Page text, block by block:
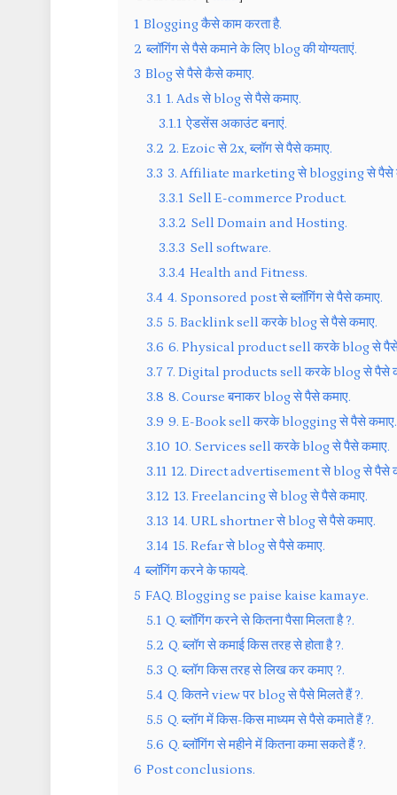
1 Blogging कैसे काम करता है.
2 ब्लॉगिंग से पैसे कमाने के लिए blog की योग्यताएं.
3 Blog से पैसे कैसे कमाए.
3.1 1. Ads से blog से पैसे कमाए.
3.1.1 ऐडसेंस अकाउंट बनाएं.
3.2 2. Ezoic से 2x, ब्लॉग से पैसे कमाए.
3.3 3. Affiliate marketing से blogging से पैसे
3.3.1 Sell E-commerce Product.
3.3.2 Sell Domain and Hosting.
3.3.3 Sell software.
3.3.4 Health and Fitness.
3.4 4. Sponsored post से ब्लॉगिंग से पैसे कमाए.
3.5 5. Backlink sell करके blog से पैसे कमाए.
3.6 6. Physical product sell करके blog से पैसे
3.7 7. Digital products sell करके blog से पैसे
3.8 8. Course बनाकर blog से पैसे कमाए.
3.9 9. E-Book sell करके blogging से पैसे कमाए.
3.10 10. Services sell करके blog से पैसे कमाए.
3.11 12. Direct advertisement से blog से पैसे
3.12 13. Freelancing से blog से पैसे कमाए.
3.13 14. URL shortner से blog से पैसे कमाए.
3.14 15. Refar से blog से पैसे कमाए.
4 ब्लॉगिंग करने के फायदे.
5 FAQ. Blogging se paise kaise kamaye.
5.1 Q. ब्लॉगिंग करने से कितना पैसा मिलता है ?.
5.2 Q. ब्लॉग से कमाई किस तरह से होता है ?.
5.3 Q. ब्लॉग किस तरह से लिख कर कमाए ?.
5.4 Q. कितने view पर blog से पैसे मिलते हैं ?.
5.5 Q. ब्लॉग में किस-किस माध्यम से पैसे कमाते हैं ?.
5.6 Q. ब्लॉगिंग से महीने में कितना कमा सकते हैं ?.
6 Post conclusions.